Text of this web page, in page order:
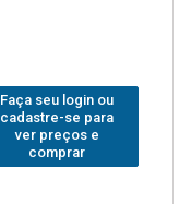
Faça seu login ou
cadastre-se para
ver preços e
comprar